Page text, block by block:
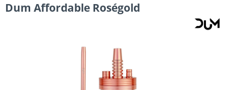
Dum Affordable Roségold